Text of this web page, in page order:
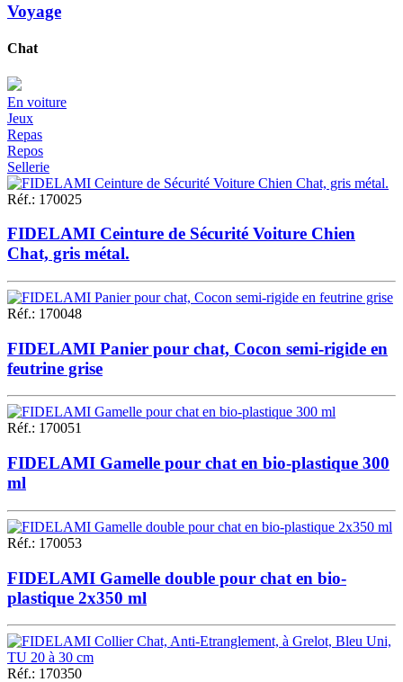
Voyage
Chat
En voiture
Jeux
Repas
Repos
Sellerie
Réf.: 170025
FIDELAMI Ceinture de Sécurité Voiture Chien
Chat, gris métal.
Réf.: 170048
FIDELAMI Panier pour chat, Cocon semi-rigide en
feutrine grise
Réf.: 170051
FIDELAMI Gamelle pour chat en bio-plastique 300
ml
Réf.: 170053
FIDELAMI Gamelle double pour chat en bio-
plastique 2x350 ml
Réf.: 170350